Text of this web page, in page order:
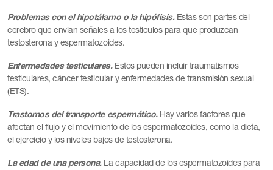
Problemas con el hipotálamo o la hipófisis.Estas son partes del
cerebro que envían señales a los testículos para que produzcan
testosterona y espermatozoides.
Enfermedades testiculares.Estos pueden incluir traumatismos
testiculares, cáncer testicular y enfermedades de transmisión sexual
(ETS).
Trastornos del transporte espermático. Hay varios factores que
afectan el flujo y el movimiento de los espermatozoides, como la dieta,
el ejercicio y los niveles bajos de testosterona.
La edad de una persona.La capacidad de los espermatozoides para